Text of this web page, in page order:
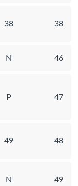
38 38
N 46
P 47
49 48
N 49